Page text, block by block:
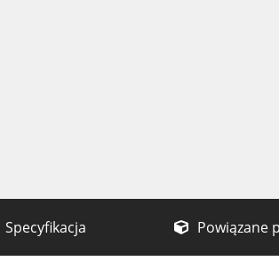
Specyfikacja Powiązane